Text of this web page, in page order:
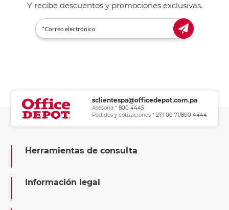
Y recibe descuentos y promociones exclusivas.
sclientespa@officedepot.com.pa
Asesoría * 800 4445
Pedidos y cotizaciones * 271 00 71/800 4444
Herramientas de consulta
Información legal